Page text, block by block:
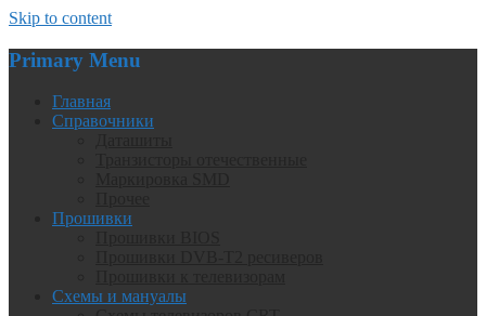
Skip to content
Primary Menu
Главная
Справочники
Прошивки
Схемы и мануалы